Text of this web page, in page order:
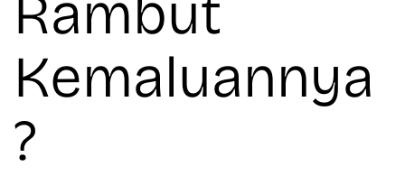
Kemaluannya
?